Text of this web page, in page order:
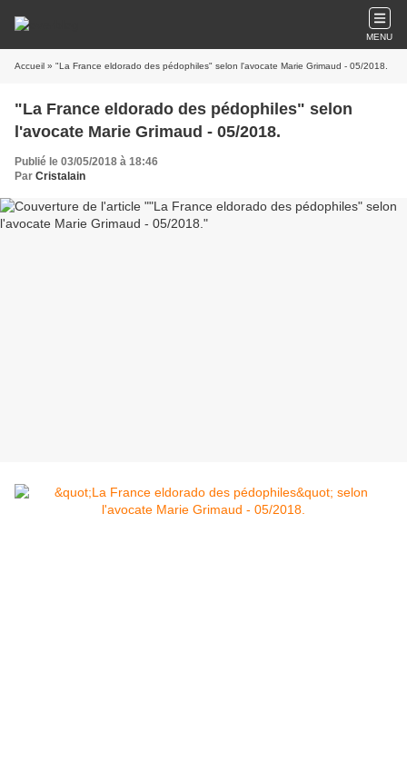
MENU
Accueil » "La France eldorado des pédophiles" selon l'avocate Marie Grimaud - 05/2018.
"La France eldorado des pédophiles" selon
l'avocate Marie Grimaud - 05/2018.
Publié le 03/05/2018 à 18:46
Par Cristalain